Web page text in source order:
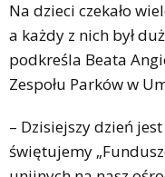
Na dzieci czekało
a każdy z nich był
podkreśla Beata
Zespołu Parków w
– Dzisiejszy dzień
świętujemy